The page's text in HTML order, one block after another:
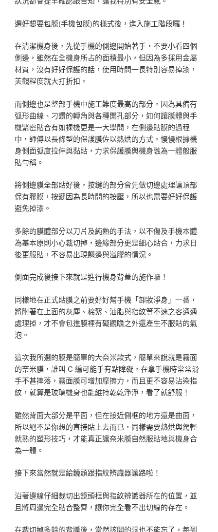
選好想要包膜(手機包膜)的樣式後，進入施工階段囉！
在清潔機身後，先從手機的側邊開始著手，不要小看四個
側邊，雖然在全機身所占的面積最小，但因為多採用金屬
材質，沒有好好保護的話，使用時間一長特別容易掉漆，
美觀程度就大打折扣。
而側邊也是整部手機中施工難度最高的部分，因為具備有
弧形曲線、刁鑽的轉角與各種開孔部分，如何讓膜體與手
機緊密貼合有如裸機更是一大學問，在側邊貼膜的過程
中，師傅以長條型的保護膜佐以熱烘的方式，慢慢根據機
身側面弧度拉伸與黏貼，力求保護膜與機身融為一體般服
貼勻稱。
將側邊膜全部貼好後，按鍵的部分會先做切邊處理讓頂部
保有膠膜，按鍵因為長時間的按壓，所以也需要好好保護
避免掉漆。
多餘的膜體部分以刀片及純熟的手法，以不傷及手機本體
為基本原則小心裁切掉，邊緣部分更是細心貼合，力求日
後更服貼，不容易出現翹邊與溢膠的情況。
側面完成後接下來就是進行機身背蓋的施作囉！
同樣地在正式貼膜之前要好好幫手機「卸妝淨身」一番，
將附著在上面的灰塵、棉絮、油脂與指紋等不速之客通通
處理掉，才不會包進膜裡有礙觀瞻之外還產生不服貼的氣
泡。
這次我所選的膜是簡單的大奈米款式，簡單來說就是霧面
的奈米膜，誰叫 C 編可能手有點障礙，在拿手機時常常滑
手不甚摔落，霧面膜可增加摩擦力，而且更不容易沾染指
紋，就算是玻璃機身也能維持乾乾淨淨，看了就舒服！
雖然背面大部分是平面，但在接近側框的地方還是曲面，
所以絕不是你想的直接貼上去而已，同樣需要熱烘與駕輕
就熟的塑形技巧，才能真正讓奈米膜自然服貼地與機身合
為一體。
接下來當然就是給鏡頭跟指紋辨識器讓路啦！
沿著邊線仔細裁切出鏡頭框與指紋辨識器所在的位置，並
且將周邊完全貼合整齊，讓你完全看不出切線的存在。
在裁切掉多餘的背膜後，當然該開的洞也不能忘了，每到